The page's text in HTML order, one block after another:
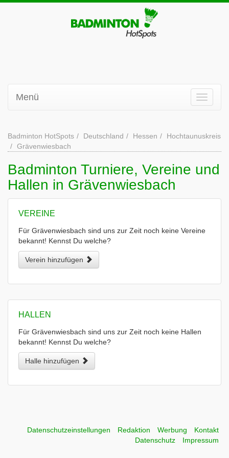
Menü
Badminton HotSpots Deutschland Hessen
Hochtaunuskreis
Grävenwiesbach
Badminton Turniere, Vereine und
Hallen in Grävenwiesbach
VEREINE
Für Grävenwiesbach sind uns zur Zeit noch keine Vereine
bekannt! Kennst Du welche?
Verein hinzufügen
HALLEN
Für Grävenwiesbach sind uns zur Zeit noch keine Hallen
bekannt! Kennst Du welche?
Halle hinzufügen
Datenschutzeinstellungen Redaktion Werbung
Kontakt
Datenschutz
Impressum